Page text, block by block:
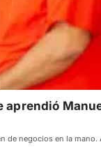
aprendió
de negocios en la